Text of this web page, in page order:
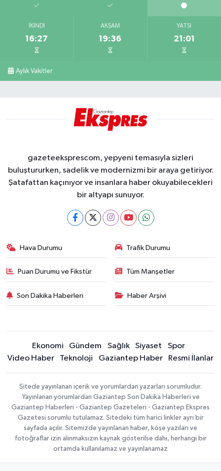
İKINDI
16:27
AKŞAM
19:36
YATSI
21:01
Aylık Vakitler
gazeteeksprescom, yepyeni temasıyla sizleri
buluştururken, sadelik ve modernizmi bir araya getiriyor.
Şatafattan kaçınıyor ve insanlara haber okuyabilecekleri
bir altyapı sunuyor.
Hava Durumu Trafik Durumu
Puan Durumu ve Fikstür Tüm Manşetler
Son Dakika Haberleri Haber Arşivi
Ekonomi Gündem Sağlık Siyaset
Spor
Video Haber
Teknoloji Gaziantep Haber Resmi İlanlar
Sitede yayınlanan içerik ve yorumlardan yazarları sorumludur.
Yayınlanan yorumlardan Gaziantep Son Dakika Haberleri ve
Gaziantep Haberleri - Gaziantep Gazeteleri - Gaziantep Ekspres
Gazetesi sorumlu tutulamaz. Sitedeki tüm harici linkler ayrı bir
sayfada açılır. Sitemizde yayınlanan haber, köşe yazıları ve
fotoğraflar izin alınmaksızın kaynak gösterilse dahi, herhangi bir
ortamda kullanılamaz ve yayınlanamaz